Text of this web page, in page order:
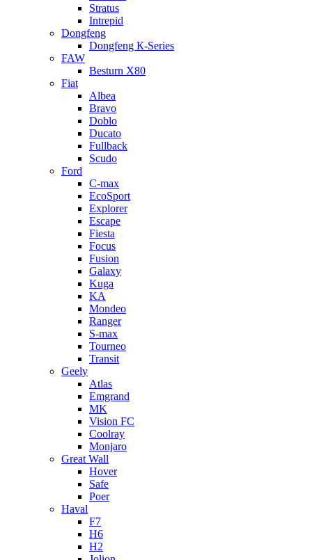
Stratus
Intrepid
Dongfeng
Dongfeng К-Series
FAW
Besturn Х80
Fiat
Albea
Bravo
Doblo
Ducato
Fullback
Scudo
Ford
C-max
EcoSport
Explorer
Escape
Fiesta
Focus
Fusion
Galaxy
Kuga
KA
Mondeo
Ranger
S-max
Tourneo
Transit
Geely
Atlas
Emgrand
MK
Vision FC
Coolray
Monjaro
Great Wall
Hover
Safe
Poer
Haval
F7
H6
H2